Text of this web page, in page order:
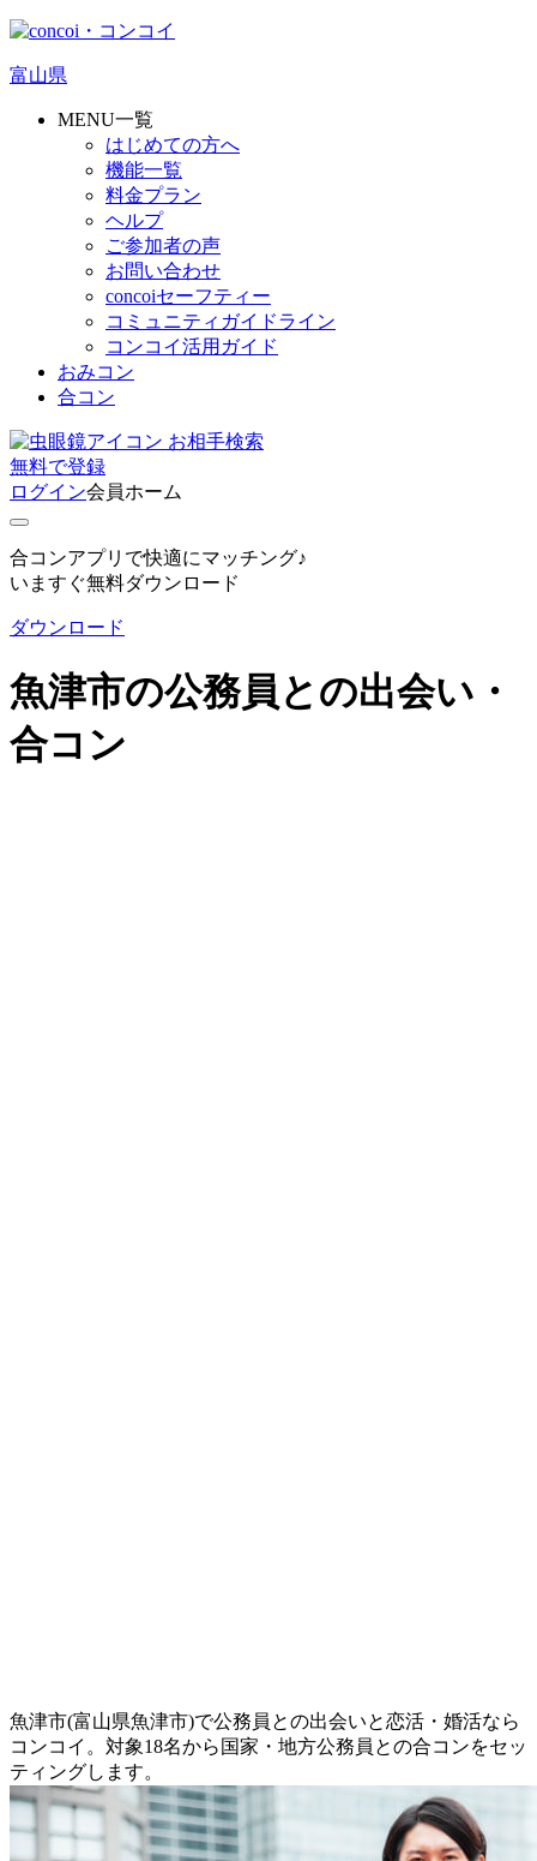
富山県
MENU一覧
はじめての方へ
機能一覧
料金プラン
ヘルプ
ご参加者の声
お問い合わせ
concoiセーフティー
コミュニティガイドライン
コンコイ活用ガイド
おみコン
合コン
お相手検索
無料で登録
ログイン会員ホーム
合コンアプリで快適にマッチング♪
いますぐ無料ダウンロード
ダウンロード
魚津市の公務員との出会い・
合コン
魚津市(富山県魚津市)で公務員との出会いと恋活・婚活なら
コンコイ。対象18名から国家・地方公務員との合コンをセッ
ティングします。